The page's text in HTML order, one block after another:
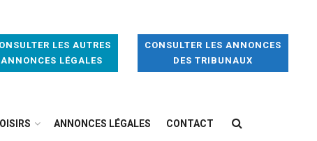
LES AUTRES
ANNONCES LÉGALES
CONSULTER LES ANNONCES
DES TRIBUNAUX
ANNONCES LÉGALES CONTACT